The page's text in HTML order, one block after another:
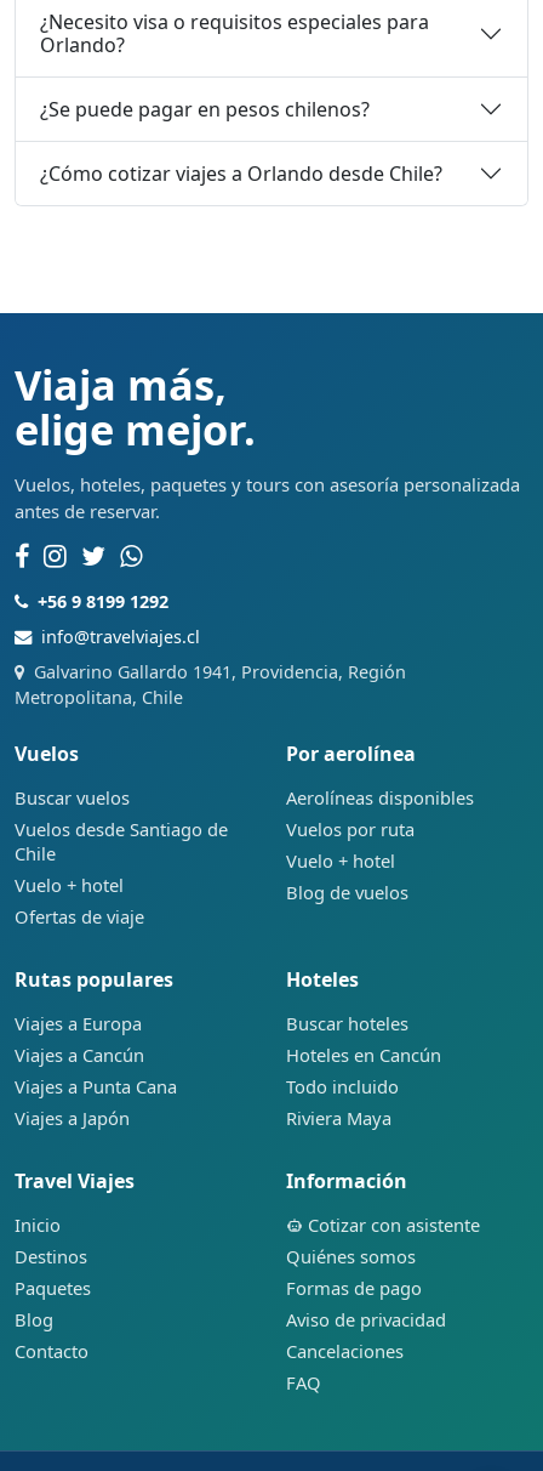
¿Necesito visa o requisitos especiales para
Orlando?
¿Se puede pagar en pesos chilenos?
¿Cómo cotizar viajes a Orlando desde Chile?
Viaja más,
elige mejor.
Vuelos, hoteles, paquetes y tours con asesoría personalizada
antes de reservar.
+56 9 8199 1292
info@travelviajes.cl
Galvarino Gallardo 1941, Providencia, Región
Metropolitana, Chile
Vuelos
Buscar vuelos
Vuelos desde Santiago de
Chile
Vuelo + hotel
Ofertas de viaje
Por aerolínea
Aerolíneas disponibles
Vuelos por ruta
Vuelo + hotel
Blog de vuelos
Rutas populares
Viajes a Europa
Viajes a Cancún
Viajes a Punta Cana
Viajes a Japón
Hoteles
Buscar hoteles
Hoteles en Cancún
Todo incluido
Riviera Maya
Travel Viajes
Inicio
Destinos
Paquetes
Blog
Contacto
Información
Cotizar con asistente
Quiénes somos
Formas de pago
Aviso de privacidad
Cancelaciones
FAQ